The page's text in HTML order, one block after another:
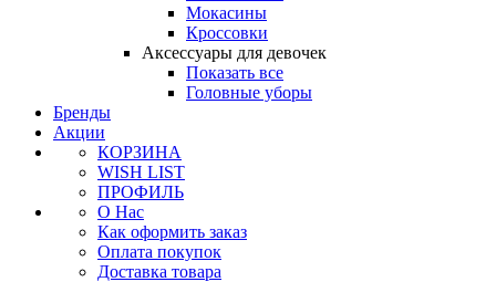
Мокасины
Кроссовки
Аксессуары для девочек
Показать все
Головные уборы
Бренды
Акции
КОРЗИНА
WISH LIST
ПРОФИЛЬ
О Нас
Как оформить заказ
Оплата покупок
Доставка товара